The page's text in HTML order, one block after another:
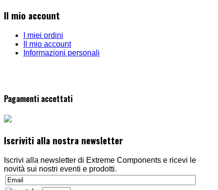
Il mio account
I miei ordini
Il mio account
Informazioni personali
Pagamenti accettati
Iscriviti alla nostra newsletter
Iscrivi alla newsletter di Extreme Components e ricevi le
novità sui nostri eventi e prodotti.